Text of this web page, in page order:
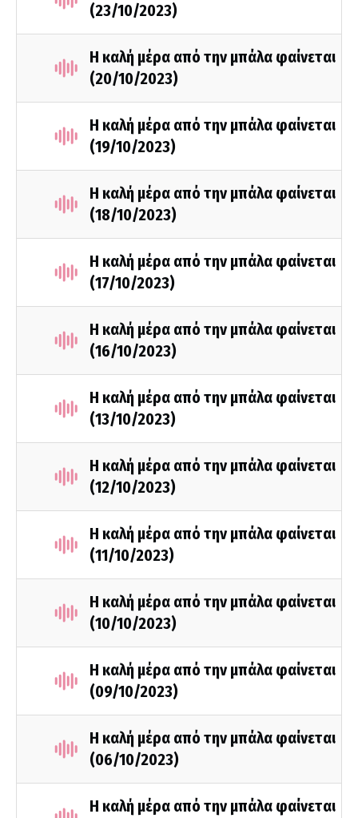
(23/10/2023)
Η καλή μέρα από την μπάλα φαίνεται
(20/10/2023)
Η καλή μέρα από την μπάλα φαίνεται
(19/10/2023)
Η καλή μέρα από την μπάλα φαίνεται
(18/10/2023)
Η καλή μέρα από την μπάλα φαίνεται
(17/10/2023)
Η καλή μέρα από την μπάλα φαίνεται
(16/10/2023)
Η καλή μέρα από την μπάλα φαίνεται
(13/10/2023)
Η καλή μέρα από την μπάλα φαίνεται
(12/10/2023)
Η καλή μέρα από την μπάλα φαίνεται
(11/10/2023)
Η καλή μέρα από την μπάλα φαίνεται
(10/10/2023)
Η καλή μέρα από την μπάλα φαίνεται
(09/10/2023)
Η καλή μέρα από την μπάλα φαίνεται
(06/10/2023)
Η καλή μέρα από την μπάλα φαίνεται